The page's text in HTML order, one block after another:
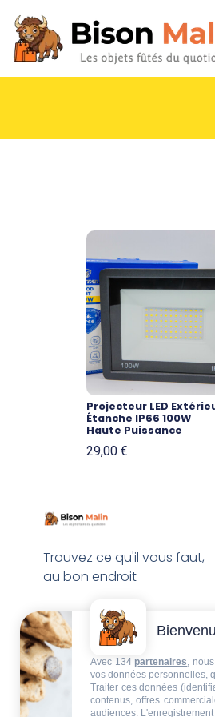
Projecteur LED
Étanche IP66 100W
Haute Puissance
29,00 €
Trouvez ce qu'il vous faut,
au bon endroit
Avec 134 partenaires,
vos données personnelles,
Traiter ces données
contenus, offres
audiences.